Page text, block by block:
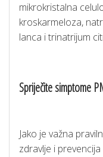
mikrokristalna
kroskarmeloza,
lanca i trinatrijum
Spriječite simptome
Jako je važna
zdravlje i